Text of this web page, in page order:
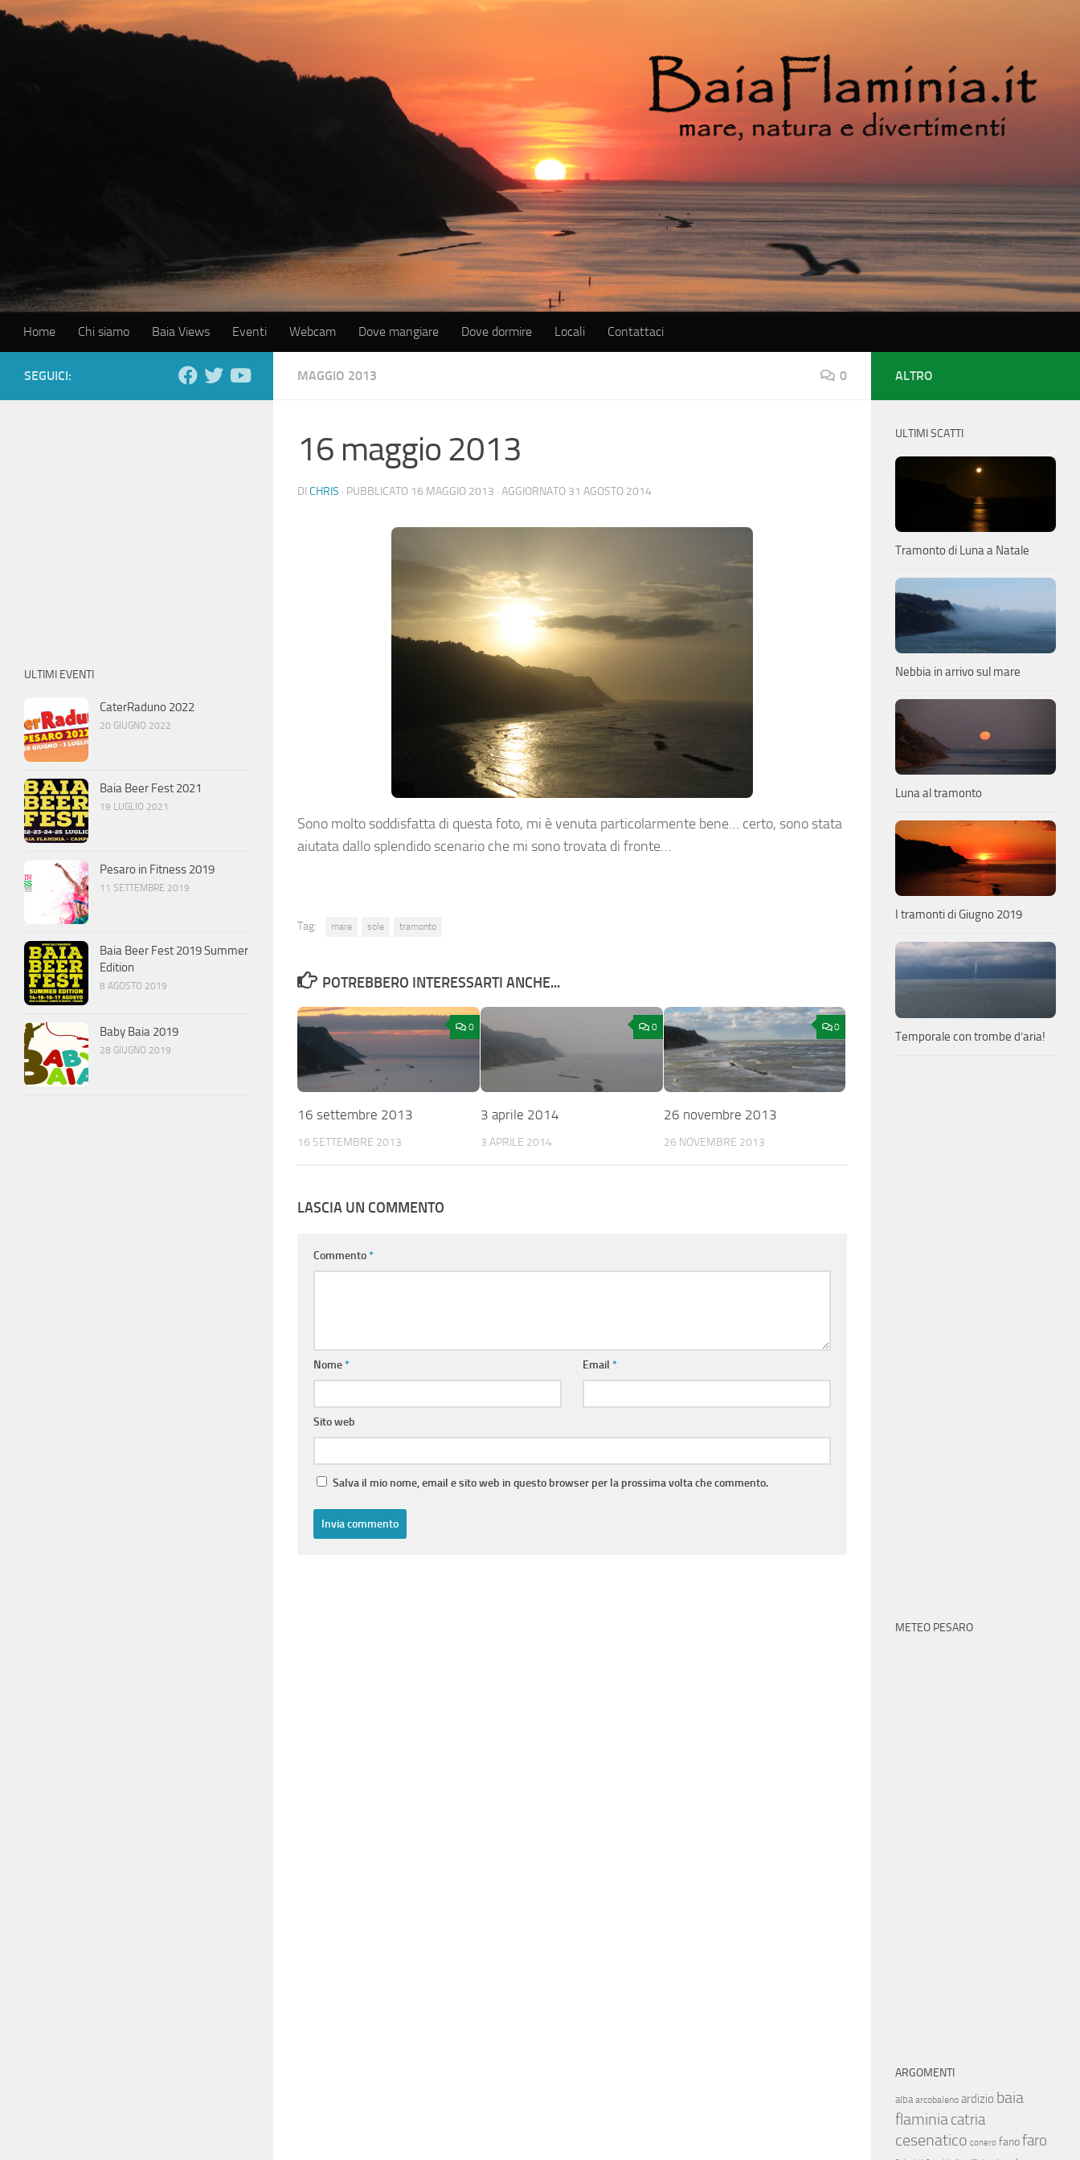
Salta al contenuto
Home Chi siamo Baia Views Eventi Webcam Dove mangiare Dove dormire Locali Contattaci
MAGGIO 2013 0
16 maggio 2013
DI CHRIS · PUBBLICATO 16 MAGGIO 2013 · AGGIORNATO 31 AGOSTO 2014
Sono molto soddisfatta di questa foto, mi è venuta particolarmente bene… certo, sono stata
aiutata dallo splendido scenario che mi sono trovata di fronte…
Tag: mare sole tramonto
POTREBBERO INTERESSARTI ANCHE...
0
16 settembre 2013
16 SETTEMBRE 2013
0
3 aprile 2014
3 APRILE 2014
0
26 novembre 2013
26 NOVEMBRE 2013
LASCIA UN COMMENTO
Commento*
Nome* Email *
Sito web
Salva il mio nome, email e sito web in questo browser per la prossima volta che commento.
SEGUICI:
ULTIMI EVENTI
CaterRaduno 2022
20 GIUGNO 2022
Baia Beer Fest 2021
19 LUGLIO 2021
Pesaro in Fitness 2019
11 SETTEMBRE 2019
Baia Beer Fest 2019 Summer
Edition
8 AGOSTO 2019
Baby Baia 2019
28 GIUGNO 2019
ALTRO
ULTIMI SCATTI
Tramonto di Luna a Natale
Nebbia in arrivo sul mare
Luna al tramonto
I tramonti di Giugno 2019
Temporale con trombe d’aria!
METEO PESARO
ARGOMENTI
alba arcobaleno ardizio baia
flaminia catria
cesenatico conero fanofaro